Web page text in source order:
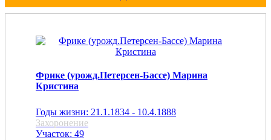
Фрике (урожд.Петерсен-Бассе) Марина
Кристина
Годы жизни: 21.1.1834 - 10.4.1888
Захоронение
Участок: 49